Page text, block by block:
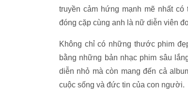
truyền cảm hứng mạnh mẽ nhất có
đóng cặp cùng anh là nữ diễn viên
Không chỉ có những thước phim
bằng những bản nhạc phim sâu
diễn nhỏ mà còn mang đến cả
cuộc sống và đức tin của con người.